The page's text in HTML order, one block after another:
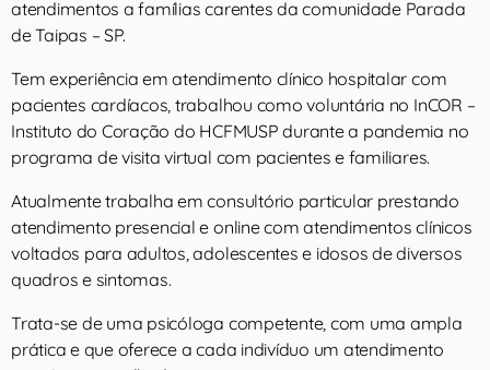
atendimentos a famílias carentes da comunidade Parada
de Taipas – SP.
Tem experiência em atendimento clínico hospitalar com
pacientes cardíacos, trabalhou como voluntária no InCOR –
Instituto do Coração do HCFMUSP durante a pandemia no
programa de visita virtual com pacientes e familiares.
Atualmente trabalha em consultório particular prestando
atendimento presencial e online com atendimentos clínicos
voltados para adultos, adolescentes e idosos de diversos
quadros e sintomas.
Trata-se de uma psicóloga competente, com uma ampla
prática e que oferece a cada indivíduo um atendimento